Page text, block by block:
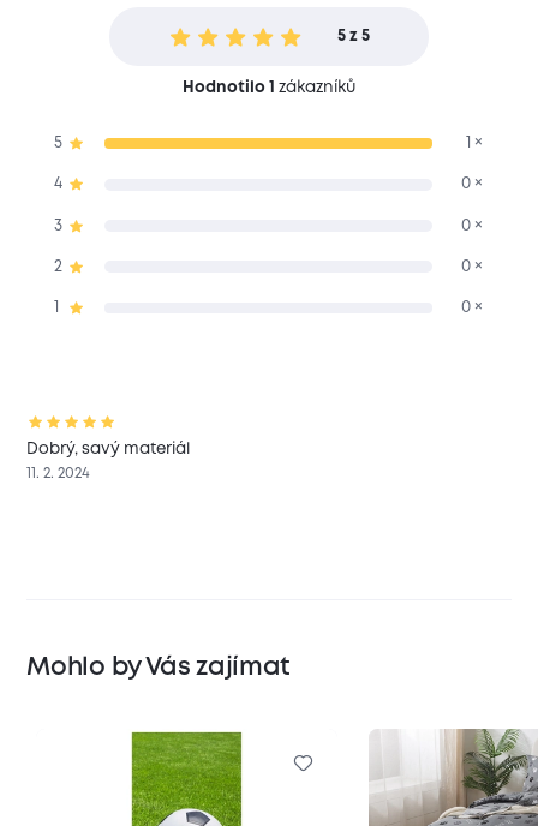
5 z 5
Hodnotilo 1 zákazníků
5 1 ×
4 0 ×
3 0 ×
2 0 ×
0 ×
Dobrý, savý materiál
11. 2. 2024
Mohlo by Vás zajímat